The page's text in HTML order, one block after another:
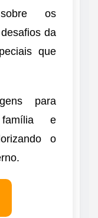
os
da
que
para
família e
o